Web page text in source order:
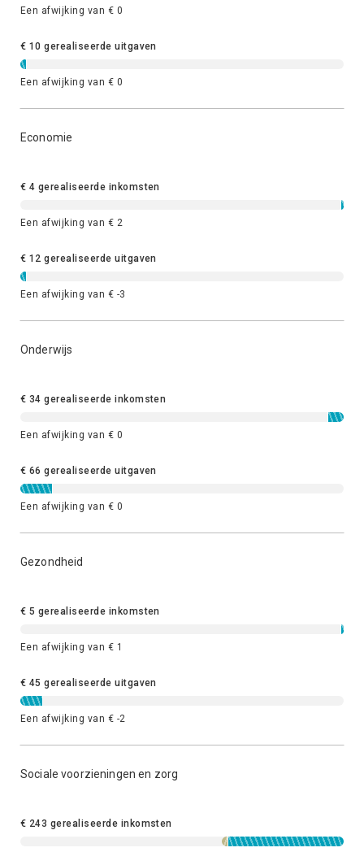
Een afwijking van € 0
€ 10 gerealiseerde uitgaven
Een afwijking van € 0
Economie
€ 4 gerealiseerde inkomsten
Een afwijking van € 2
€ 12 gerealiseerde uitgaven
Een afwijking van € -3
Onderwijs
€ 34 gerealiseerde inkomsten
Een afwijking van € 0
€ 66 gerealiseerde uitgaven
Een afwijking van € 0
Gezondheid
€ 5 gerealiseerde inkomsten
Een afwijking van € 1
€ 45 gerealiseerde uitgaven
Een afwijking van € -2
Sociale voorzieningen en zorg
€ 243 gerealiseerde inkomsten